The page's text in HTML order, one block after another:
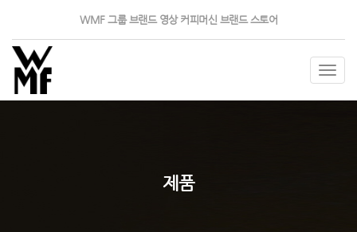
WMF 그룹 브랜드 영상 커피머신 브랜드 스토어
제품